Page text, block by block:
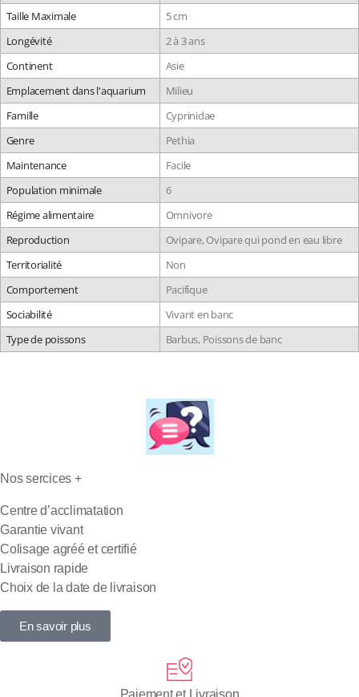
Taille Maximale
5 cm
Longévité
2 à 3 ans
Continent
Asie
Emplacement dans l'aquarium
Milieu
Famille
Cyprinidae
Genre
Pethia
Maintenance
Facile
Population minimale
6
Régime alimentaire
Omnivore
Reproduction
Ovipare, Ovipare qui pond en eau libre
Territorialité
Non
Comportement
Pacifique
Sociabilité
Vivant en banc
Type de poissons
Barbus, Poissons de banc
Nos sercices +
Centre d’acclimatation
Garantie vivant
Colisage agréé et certifié
Livraison rapide
Choix de la date de livraison
En savoir plus
Paiement et Livraison